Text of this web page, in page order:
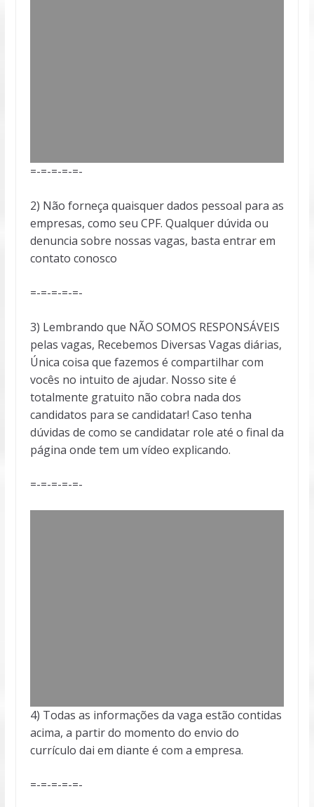
=-=-=-=-=-
2) Não forneça quaisquer dados pessoal para as
empresas, como seu CPF. Qualquer dúvida ou
denuncia sobre nossas vagas, basta entrar em
contato conosco
=-=-=-=-=-
3) Lembrando que NÃO SOMOS RESPONSÁVEIS
pelas vagas, Recebemos Diversas Vagas diárias,
Única coisa que fazemos é compartilhar com
vocês no intuito de ajudar. Nosso site é
totalmente gratuito não cobra nada dos
candidatos para se candidatar! Caso tenha
dúvidas de como se candidatar role até o final da
página onde tem um vídeo explicando.
=-=-=-=-=-
4) Todas as informações da vaga estão contidas
acima, a partir do momento do envio do
currículo dai em diante é com a empresa.
=-=-=-=-=-